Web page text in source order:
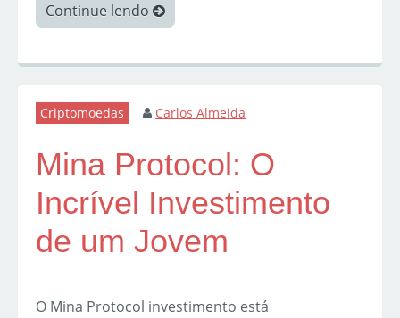
Continue lendo
Criptomoedas Carlos Almeida
Mina Protocol: O
Incrível Investimento
de um Jovem
O Mina Protocol investimento está